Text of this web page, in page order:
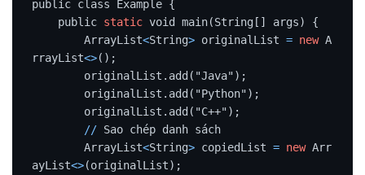
public class Example {
    public
static void main(String[] args) {
        ArrayList
<String> originalList = new A
rrayList<>();
// Sao chép danh sách
        ArrayList
<String> copiedList = new Arr
ayList<>(originalList);